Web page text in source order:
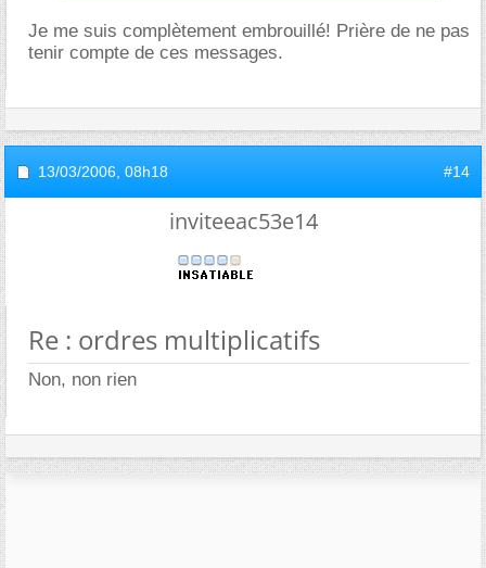
Je me suis complètement embrouillé! Prière de ne pas
tenir compte de ces messages.
13/03/2006, 08h18 #14
inviteeac53e14
Re : ordres multiplicatifs
Non, non rien